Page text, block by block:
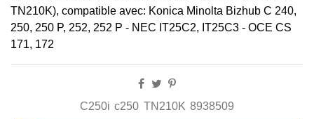
TN210K), compatible avec: Konica Minolta Bizhub C 240,
250, 250 P, 252, 252 P - NEC IT25C2, IT25C3 - OCE CS
171, 172
C250i c250 TN210K 8938509